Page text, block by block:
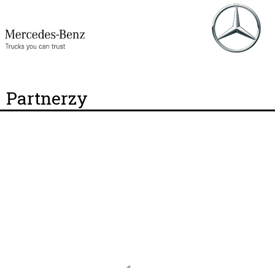
Partnerzy